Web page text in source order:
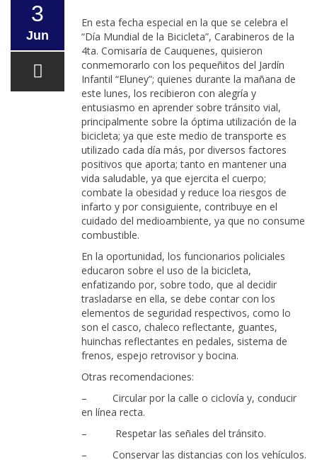
3
Jun
En esta fecha especial en la que se celebra el
“Día Mundial de la Bicicleta”, Carabineros de la
4ta. Comisaría de Cauquenes, quisieron
conmemorarlo con los pequeñitos del Jardín
Infantil “Eluney”; quienes durante la mañana de
este lunes, los recibieron con alegría y
entusiasmo en aprender sobre tránsito vial,
principalmente sobre la óptima utilización de la
bicicleta; ya que este medio de transporte es
utilizado cada día más, por diversos factores
positivos que aporta; tanto en mantener una
vida saludable, ya que ejercita el cuerpo;
combate la obesidad y reduce loa riesgos de
infarto y por consiguiente, contribuye en el
cuidado del medioambiente, ya que no consume
combustible.
En la oportunidad, los funcionarios policiales
educaron sobre el uso de la bicicleta,
enfatizando por, sobre todo, que al decidir
trasladarse en ella, se debe contar con los
elementos de seguridad respectivos, como lo
son el casco, chaleco reflectante, guantes,
huinchas reflectantes en pedales, sistema de
frenos, espejo retrovisor y bocina.
Otras recomendaciones:
– Circular por la calle o ciclovía y, conducir
en línea recta.
– Respetar las señales del tránsito.
– Conservar las distancias con los vehículos.